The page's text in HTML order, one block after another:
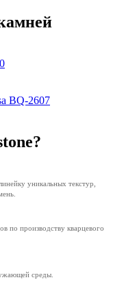
BQ-2607
уникальных текстур,
по производству кварцевого
среды.